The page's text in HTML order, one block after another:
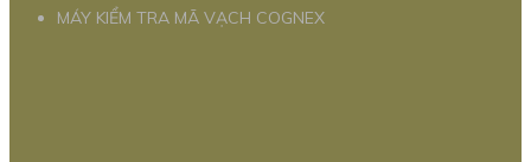
MÁY KIỂM TRA MÃ VẠCH COGNEX